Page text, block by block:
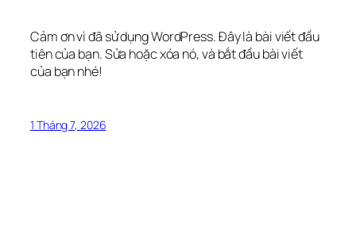
Cảm ơn vì đã sử dụng WordPress. Đây là bài viết đầu
tiên của bạn. Sửa hoặc xóa nó, và bắt đầu bài viết
của bạn nhé!
1 Tháng 7, 2026